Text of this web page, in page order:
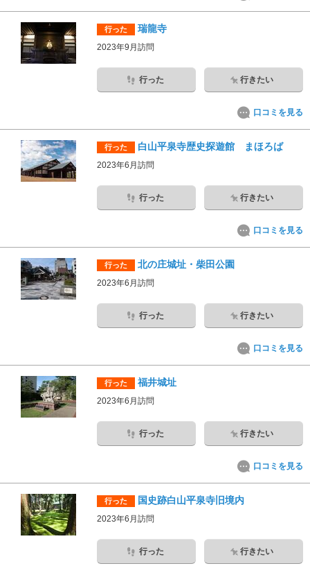
行った 瑞龍寺
2023年9月訪問
行った 行きたい
口コミを見る
行った 白山平泉寺歴史探遊館 まほろば
2023年6月訪問
行った 行きたい
口コミを見る
行った 北の庄城址・柴田公園
2023年6月訪問
行った 行きたい
口コミを見る
行った 福井城址
2023年6月訪問
行った 行きたい
口コミを見る
行った 国史跡白山平泉寺旧境内
2023年6月訪問
行った 行きたい